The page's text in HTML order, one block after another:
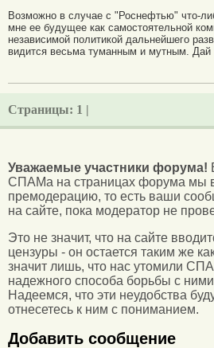
Возможно в случае с "Роснефтью" что-
мне ее будущее как самостоятельной
независимой политикой дальнейшего
видится весьма туманным и мутным. Дай
Страницы: 1 |
Уважаемые участники форума!
СПАМа на страницах форума мы
премодерацию, то есть ваши
на сайте, пока модератор не
Это не значит, что на сайте
цензуры - он остается таким же
значит лишь, что нас утомили
надежного способа борьбы с
Надеемся, что эти неудобства
отнесетесь к ним с пониманием.
Добавить сообщение